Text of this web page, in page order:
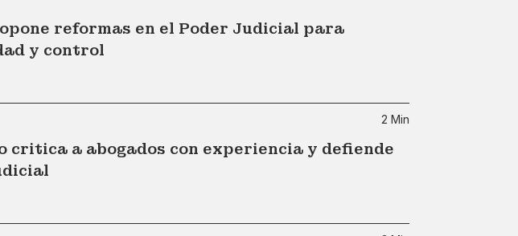
reformas en el Poder Judicial para
y control
2 Min
critica a abogados con experiencia y defiende